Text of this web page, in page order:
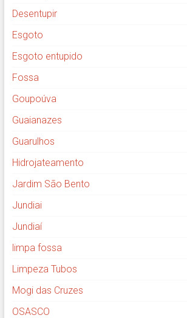
Desentupir
Esgoto
Esgoto entupido
Fossa
Goupoúva
Guaianazes
Guarulhos
Hidrojateamento
Jardim São Bento
Jundiai
Jundiaí
limpa fossa
Limpeza Tubos
Mogi das Cruzes
OSASCO